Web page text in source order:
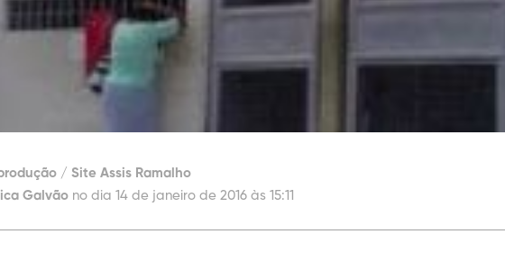
/ Site Assis Ramalho
Galvão no dia 14 de janeiro de 2016 às 15:11